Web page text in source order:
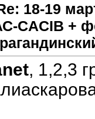
18-19
CACIB +
, 1,2,3